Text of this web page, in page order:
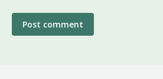
Post comment